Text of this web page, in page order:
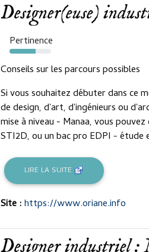
Designer(euse)
Pertinence
63%
Conseils sur les parcours possibles
Si vous souhaitez débuter dans ce
de design, d'art, d'ingénieurs ou
mise à niveau - Manaa, vous
STI2D, ou un bac pro EDPI - étude
LIRE LA SUITE
Site :https://www.oriane.info